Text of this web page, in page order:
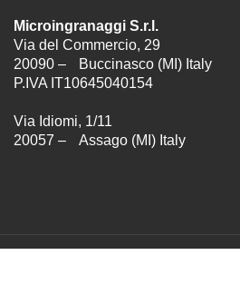
Microingranaggi S.r.l.
Via del Commercio, 29
20090 – Buccinasco (MI) Italy
P.IVA IT10645040154
Via Idiomi, 1/11
20057 – Assago (MI) Italy